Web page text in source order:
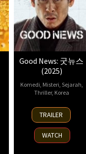
Good News: 굿뉴스
(2025)
Komedi Misteri Sejarah
Thriller, Korea
5
Sep
2025
Byun
Sung-
hyun,
Choi
TRAILER
WATCH